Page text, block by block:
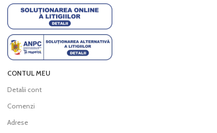
CONTUL MEU
Detalii cont
Comenzi
Adrese